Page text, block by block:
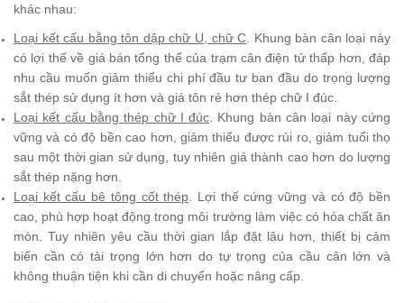
khác nhau:
Loại kết cấu bằng tôn dập chữ U, chữ C. Khung bàn cân loại này
có lợi thế về giá bán tổng thể của trạm cân điện tử thấp hơn, đáp
nhu cầu muốn giảm thiểu chi phí đầu tư ban đầu do trọng lượng
sắt thép sử dụng ít hơn và giá tôn rẻ hơn thép chữ I đúc.
Loại kết cấu bằng thép chữ I đúc. Khung bàn cân loại này cứng
vững và có độ bền cao hơn, giảm thiểu được rủi ro, giảm tuổi thọ
sau một thời gian sử dụng, tuy nhiên giá thành cao hơn do lượng
sắt thép nặng hơn.
Loại kết cấu bê tông cốt thép. Lợi thế cứng vững và có độ bền
cao, phù hợp hoạt động trong môi trường làm việc có hóa chất ăn
mòn. Tuy nhiên yêu cầu thời gian lắp đặt lâu hơn, thiết bị cảm
biến cần có tải trọng lớn hơn do tự trọng của cầu cân lớn và
không thuận tiện khi cần di chuyển hoặc nâng cấp.